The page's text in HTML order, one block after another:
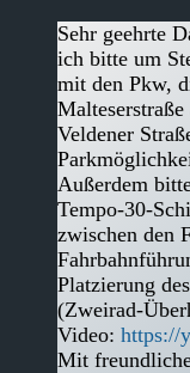
Sehr geehrte
ich bitte um
mit den Pkw,
Veldener
Außerdem
Tempo-30-
zwischen den
Platzierung
(Zweirad-
Video: https://
Mit